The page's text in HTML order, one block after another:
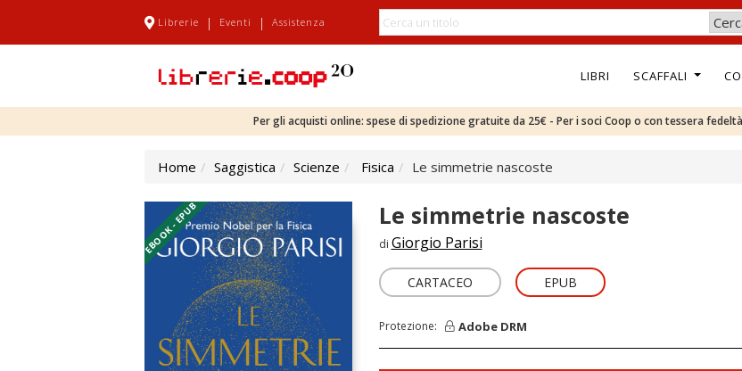
Librerie | Eventi | Assistenza
LIBRI SCAFFALI
Per gli acquisti online: spese di spedizione gratuite da 25€ - Per i soci Coop o con tessera
Home Saggistica Scienze Fisica Le simmetrie nascoste
EBOOK - EPUB Le simmetrie nascoste
di Giorgio Parisi
CARTACEO EPUB
Protezione: Adobe DRM